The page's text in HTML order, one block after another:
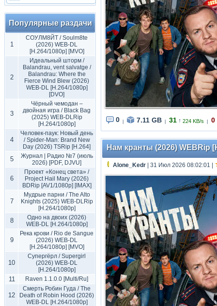
Популярные раздачи
1
СОУЛМ8ЙТ / Soulm8te
(2026) WEB-DL
[H.264/1080p] [MVO]
2
Идеальный шторм /
Balandrau, vent salvatge /
Balandrau: Where the
Fierce Wind Blew (2026)
WEB-DL [H.264/1080p]
[DVO]
3
Чёрный чемодан –
двойная игра / Black Bag
(2025) WEB-DLRip
[H.264/1080p]
4
Человек-паук: Новый день
/ Spider-Man: Brand New
Day (2026) TSRip [H.264]
5
Журнал | Радио №7 (июль
2026) [PDF, DJVU]
6
Проект «Конец света» /
Project Hail Mary (2026)
BDRip [AV1/1080p] [IMAX]
7
Мудрые парни / The Alto
Knights (2025) WEB-DLRip
[H.264/1080p]
8
Одно на двоих (2026)
WEB-DL [H.264/1080p]
9
Река крови / Rio de Sangue
(2026) WEB-DL
[H.264/1080p] [MVO]
10
Супергёрл / Supergirl
(2026) WEB-DL
[H.264/1080p]
11 Raven 1.1.0.0 [Multi/Ru]
12
Смерть Робин Гуда / The
Death of Robin Hood (2026)
WEB-DL [H.264/1080p]
0 7.11 GB 31 ↑ 224 KB/s 0
Нам кранты (2026) WEBRip
Alone_Kedr | 31 Июл 2026 08:02:01